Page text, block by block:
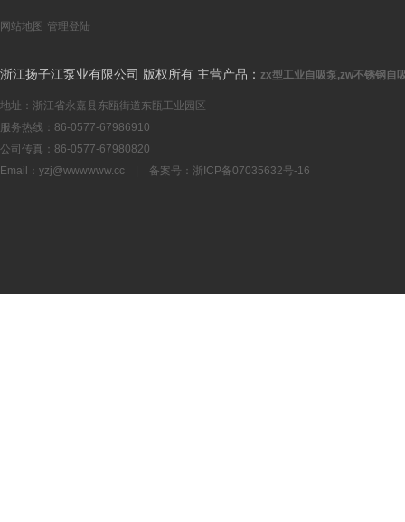
网站地图 管理登陆
浙江扬子江泵业有限公司 版权所有 主营产品： zx型工业自吸泵,zw不锈钢自
地址：浙江省永嘉县东瓯街道东瓯工业园区
服务热线：86-0577-67986910
公司传真：86-0577-67980820
Email： yzj@wwwwww.cc | 备案号： 浙ICP备07035632号-16